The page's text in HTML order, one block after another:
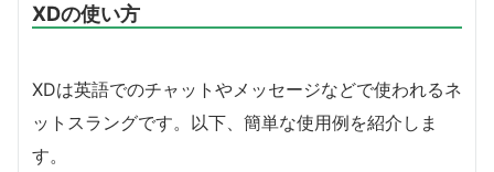
XDの使い方
XDは英語でのチャットやメッセージなどで使われるネ
ットスラングです。以下、簡単な使用例を紹介しま
す。